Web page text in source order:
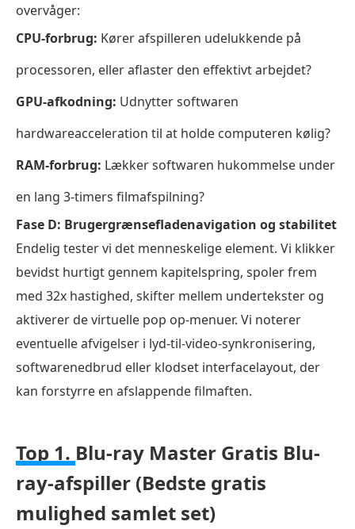
overvåger:
CPU-forbrug: Kører afspilleren udelukkende på
processoren, eller aflaster den effektivt arbejdet?
GPU-afkodning: Udnytter softwaren
hardwareacceleration til at holde computeren kølig?
RAM-forbrug: Lækker softwaren hukommelse under
en lang 3-timers filmafspilning?
Fase D: Brugergrænsefladenavigation og stabilitet
Endelig tester vi det menneskelige element. Vi klikker
bevidst hurtigt gennem kapitelspring, spoler frem
med 32x hastighed, skifter mellem undertekster og
aktiverer de virtuelle pop op-menuer. Vi noterer
eventuelle afvigelser i lyd-til-video-synkronisering,
softwarenedbrud eller klodset interfacelayout, der
kan forstyrre en afslappende filmaften.
Top 1. Blu-ray Master Gratis Blu-
ray-afspiller (Bedste gratis
mulighed samlet set)